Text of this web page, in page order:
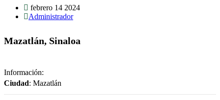
febrero 14 2024
Administrador
Mazatlán, Sinaloa
Información:
Ciudad: Mazatlán